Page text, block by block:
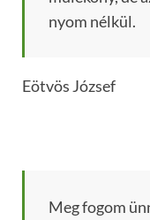
nyom nélkül.
Eötvös József
Meg fogom